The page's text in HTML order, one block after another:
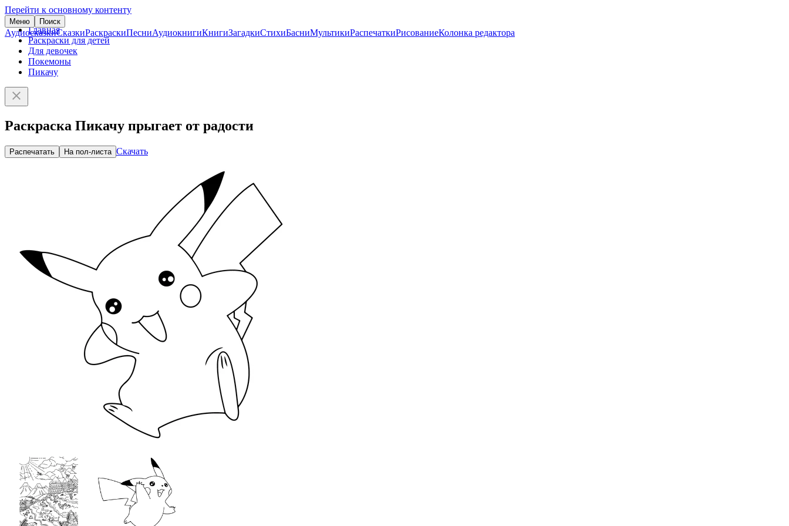
Перейти к основному контенту
Меню Поиск
АудиосказкиСказкиРаскраскиПесниАудиокнигиКнигиЗагадкиСтихиБасниМультикиРаспечаткиРисованиеКолонка редактора
Главная
Раскраски для детей
Для девочек
Покемоны
Пикачу
Раскраска Пикачу прыгает от радости
Распечатать На пол-листа Скачать